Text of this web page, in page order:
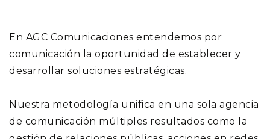
En AGC Comunicaciones entendemos por
comunicación la oportunidad de establecer y
desarrollar soluciones estratégicas.
Nuestra metodología unifica en una sola agencia
de comunicación múltiples resultados como la